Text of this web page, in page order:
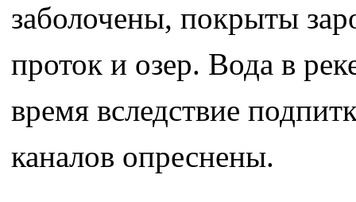
заболочены, покрыты
проток и озер. Вода в
время вследствие
каналов опреснены.